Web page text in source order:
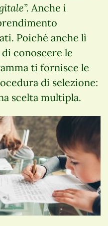
Anche i
Poiché anche lì
conoscere le
ti fornisce le
di selezione:
scelta multipla.